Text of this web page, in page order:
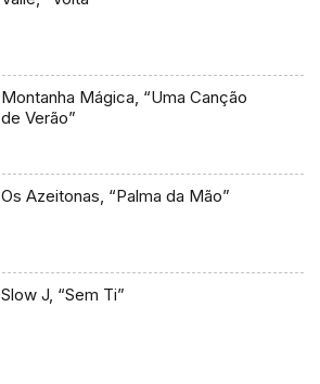
Montanha Mágica, “Uma Canção
de Verão”
Os Azeitonas, “Palma da Mão”
Slow J, “Sem Ti”